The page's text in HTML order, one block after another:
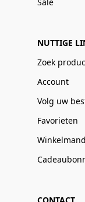
NUTTIGE
Zoek
Account
Volg uw
Favorieten